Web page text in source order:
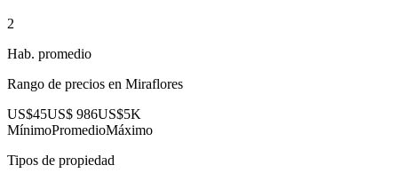
2
Hab. promedio
Rango de precios en Miraflores
US$45US$ 986US$5K
MínimoPromedioMáximo
Tipos de propiedad